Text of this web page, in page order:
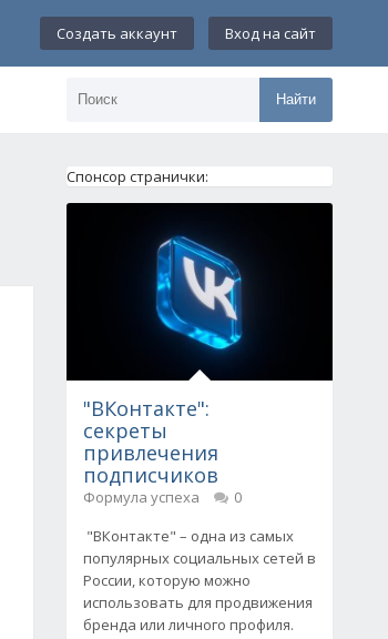
Создать аккаунт Вход на сайт
Найти
Спонсор странички:
"ВКонтакте":
секреты
привлечения
подписчиков
Формула успеха
0
"ВКонтакте" – одна из самых
популярных социальных сетей в
России, которую можно
использовать для продвижения
бренда или личного профиля.